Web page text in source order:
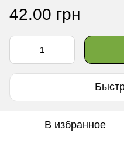
42.00 грн
В избранное